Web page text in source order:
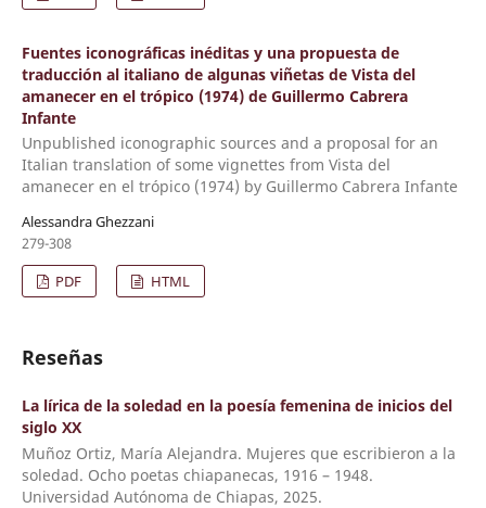
Fuentes iconográficas inéditas y una propuesta de
traducción al italiano de algunas viñetas de Vista del
amanecer en el trópico (1974) de Guillermo Cabrera
Infante
Unpublished iconographic sources and a proposal for an
Italian translation of some vignettes from Vista del
amanecer en el trópico (1974) by Guillermo Cabrera Infante
Alessandra Ghezzani
279-308
PDF
HTML
Reseñas
La lírica de la soledad en la poesía femenina de inicios del
siglo XX
Muñoz Ortiz, María Alejandra. Mujeres que escribieron a la
soledad. Ocho poetas chiapanecas, 1916 – 1948.
Universidad Autónoma de Chiapas, 2025.